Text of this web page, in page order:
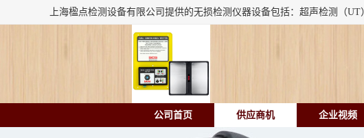
公司首页 供应商机 企业视频